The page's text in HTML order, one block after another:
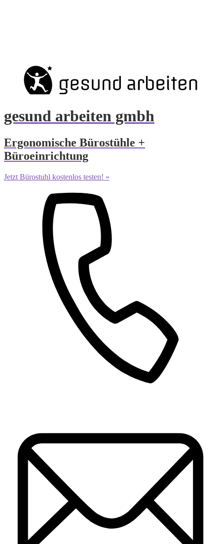
gesund arbeiten gmbh
Ergonomische Bürostühle +
Büroeinrichtung
Jetzt Bürostuhl kostenlos testen! »